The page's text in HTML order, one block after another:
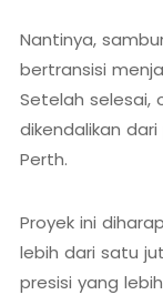
Nantinya,
bertransisi
Setelah selesai,
dikendalikan
Perth.
Proyek ini
lebih dari satu
presisi yang